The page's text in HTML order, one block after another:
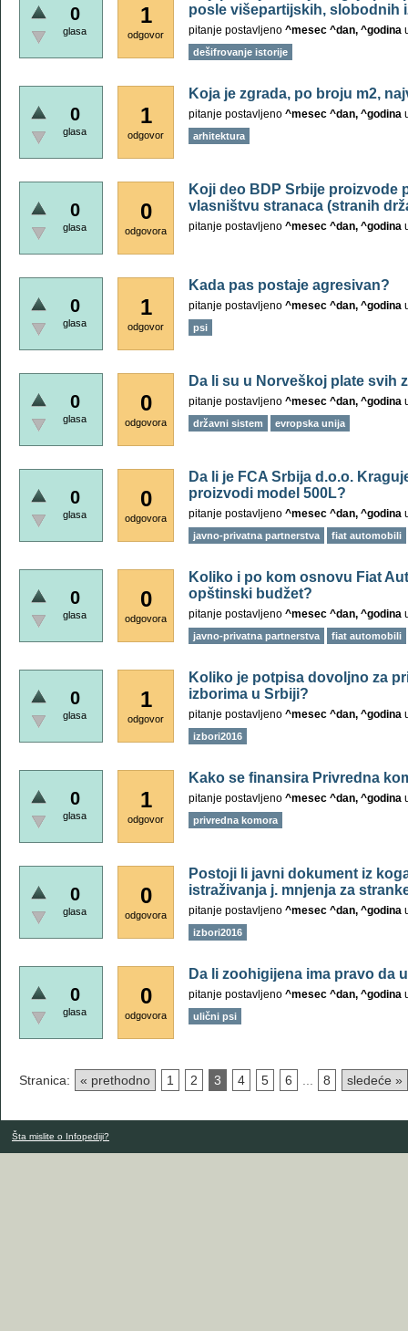
0
glasa
1
odgovor
posle višepartijskih, slobodnih
pitanje postavljeno ^mesec ^dan, ^godina
dešifrovanje istorije
0
glasa
1
odgovor
Koja je zgrada, po broju m2,
pitanje postavljeno ^mesec ^dan, ^godina
arhitektura
0
glasa
0
odgovora
Koji deo BDP Srbije
vlasništvu stranaca (stranih
pitanje postavljeno ^mesec ^dan, ^godina
0
glasa
1
odgovor
Kada pas postaje agresivan?
pitanje postavljeno ^mesec ^dan, ^godina
psi
0
glasa
0
odgovora
Da li su u Norveškoj plate svih
pitanje postavljeno ^mesec ^dan, ^godina
državni sistem evropska unija
0
glasa
0
odgovora
Da li je FCA Srbija d.o.o.
proizvodi model 500L?
pitanje postavljeno ^mesec ^dan, ^godina
javno-privatna partnerstva fiat automobili
0
glasa
0
odgovora
Koliko i po kom osnovu Fiat
opštinski budžet?
pitanje postavljeno ^mesec ^dan, ^godina
javno-privatna partnerstva fiat automobili
0
glasa
1
odgovor
Koliko je potpisa dovoljno za
izborima u Srbiji?
pitanje postavljeno ^mesec ^dan, ^godina
izbori2016
0
glasa
1
odgovor
Kako se finansira Privredna
pitanje postavljeno ^mesec ^dan, ^godina
privredna komora
0
glasa
0
odgovora
Postoji li javni dokument iz
istraživanja j. mnjenja za
pitanje postavljeno ^mesec ^dan, ^godina
izbori2016
0
glasa
0
odgovora
Da li zoohigijena ima pravo da
pitanje postavljeno ^mesec ^dan, ^godina
ulični psi
Stranica: « prethodno 1 2 3 4 5 6 8 sledeće »
Šta mislite o Infopediji?